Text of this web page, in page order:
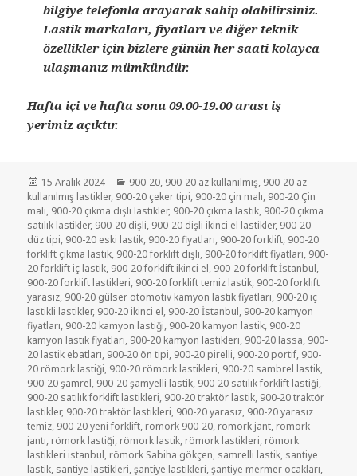
bilgiye telefonla arayarak sahip olabilirsiniz.
Lastik markaları, fiyatları ve diğer teknik
özellikler için bizlere günün her saati kolayca
ulaşmanız mümkündür.
Hafta içi ve hafta sonu 09.00-19.00 arası iş
yerimiz açıktır.
Yayın
tarihi
15 Aralık 2024 Kategoriler
900-20, 900-20 az kullanılmış, 900-20 az
kullanılmış lastikler, 900-20 çeker tipi, 900-20 çin malı, 900-20 Çin
malı, 900-20 çıkma dişli lastikler, 900-20 çıkma lastik, 900-20 çıkma
satılık lastikler, 900-20 dişli, 900-20 dişli ikinci el lastikler, 900-20
düz tipi, 900-20 eski lastik, 900-20 fiyatları, 900-20 forklift, 900-20
forklift çıkma lastik, 900-20 forklift dişli, 900-20 forklift fiyatları, 900-
20 forklift iç lastik, 900-20 forklift ikinci el, 900-20 forklift İstanbul,
900-20 forklift lastikleri, 900-20 forklift temiz lastik, 900-20 forklift
yarasız, 900-20 gülser otomotiv kamyon lastik fiyatları, 900-20 iç
lastikli lastikler, 900-20 ikinci el, 900-20 İstanbul, 900-20 kamyon
fiyatları, 900-20 kamyon lastiği, 900-20 kamyon lastik, 900-20
kamyon lastik fiyatları, 900-20 kamyon lastikleri, 900-20 lassa, 900-
20 lastik ebatları, 900-20 ön tipi, 900-20 pirelli, 900-20 portif, 900-
20 römork lastiği, 900-20 römork lastikleri, 900-20 sambrel lastik,
900-20 şamrel, 900-20 şamyelli lastik, 900-20 satılık forklift lastiği,
900-20 satılık forklift lastikleri, 900-20 traktör lastik, 900-20 traktör
lastikler, 900-20 traktör lastikleri, 900-20 yarasız, 900-20 yarasız
temiz, 900-20 yeni forklift, römork 900-20, römork jant, römork
jantı, römork lastiği, römork lastik, römork lastikleri, römork
lastikleri istanbul, römork Sabiha gökçen, samrelli lastik, santiye
lastik, santiye lastikleri,şantiye lastikleri,şantiye mermer ocakları,